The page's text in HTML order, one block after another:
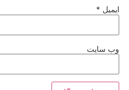
ایمیل *
وب‌ سایت